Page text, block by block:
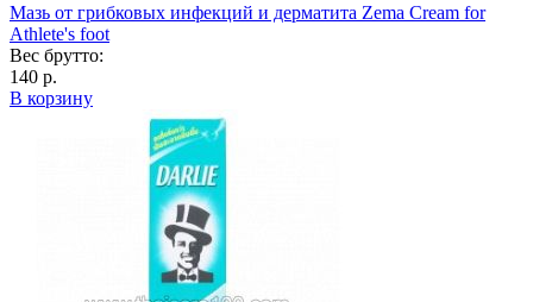
Мазь от грибковых инфекций и дерматита Zema Cream for
Athlete's foot
Вес брутто:
140 р.
В корзину